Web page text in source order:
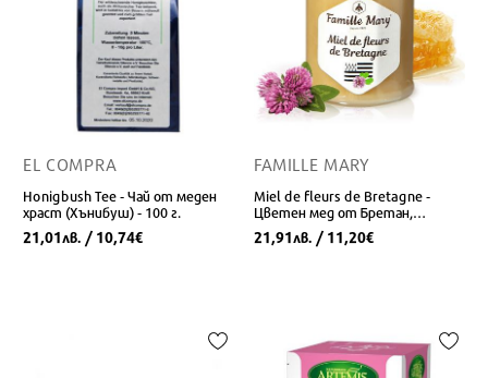
EL COMPRA
Honigbush Tee - Чай от меден
храст (Хънибуш) - 100 г.
21,01лв. / 10,74€
FAMILLE MARY
Miel de fleurs de Bretagne -
Цветен мед от Бретан,
Франция - 230 г.
21,91лв. / 11,20€